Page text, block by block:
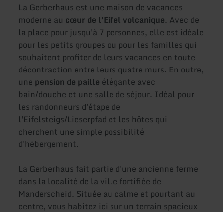
La Gerberhaus est une maison de vacances
moderne au cœur de l'Eifel volcanique. Avec de
la place pour jusqu'à 7 personnes, elle est idéale
pour les petits groupes ou pour les familles qui
souhaitent profiter de leurs vacances en toute
décontraction entre leurs quatre murs. En outre,
une pension de paille élégante avec
bain/douche et une salle de séjour. Idéal pour
les randonneurs d'étape de
l'Eifelsteigs/Lieserpfad et les hôtes qui
cherchent une simple possibilité
d'hébergement.
La Gerberhaus fait partie d'une ancienne ferme
dans la localité de la ville fortifiée de
Manderscheid. Située au calme et pourtant au
centre, vous habitez ici sur un terrain spacieux